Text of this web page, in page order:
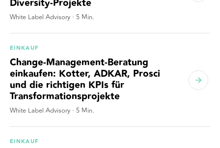
Diversity-Projekte
White Label Advisory · 5 Min.
EINKAUF
Change-Management-Beratung
einkaufen: Kotter, ADKAR, Prosci
und die richtigen KPIs für
Transformationsprojekte
White Label Advisory · 5 Min.
EINKAUF